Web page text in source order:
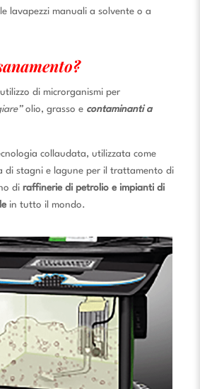
lavapezzi manuali a solvente o a
di microrganismi per
olio, grasso e contaminanti a
collaudata, utilizzata come
di stagni e lagune per il trattamento di
di raffinerie di petrolio e impianti di
in tutto il mondo.